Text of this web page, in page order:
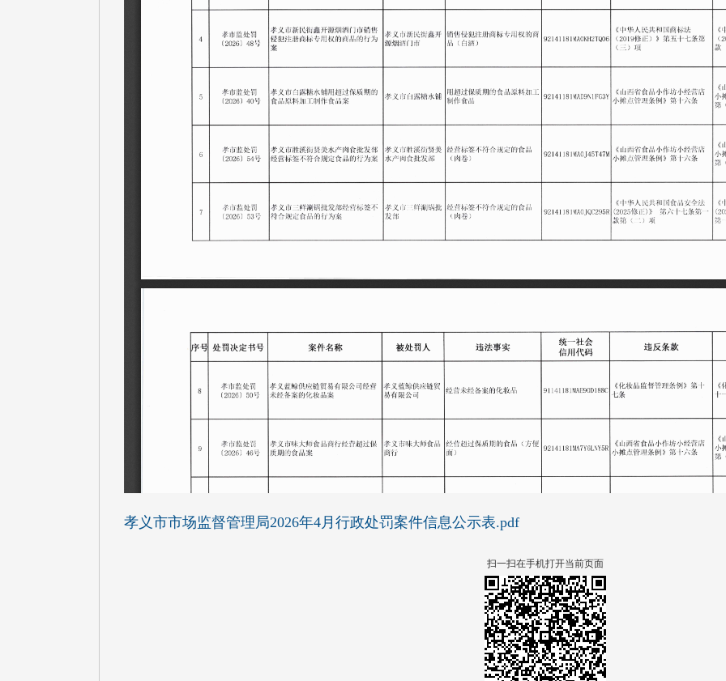
孝义市市场监督管理局2026年4月行政处罚案件信息公示表.pdf
扫一扫在手机打开当前页面